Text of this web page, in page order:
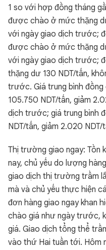
1 so với hợp đồng tháng
được chào ở mức thặng
với ngày giao dịch trước;
được chào ở mức thặng
với ngày giao dịch trước;
thặng dư 130 NDT/tấn,
trước. Giá trung bình
105.750 NDT/tấn, giảm
dịch trước; giá trung bình
NDT/tấn, giảm 2.020
Thị trường giao ngay: Tồn
nay, chủ yếu do lượng
giao dịch thị trường trầm
mà và chủ yếu thực hiện
đơn hàng giao ngay khan
chào giá như ngày trước,
giá. Giao dịch tổng thể
vào thứ Hai tuần tới. Hôm